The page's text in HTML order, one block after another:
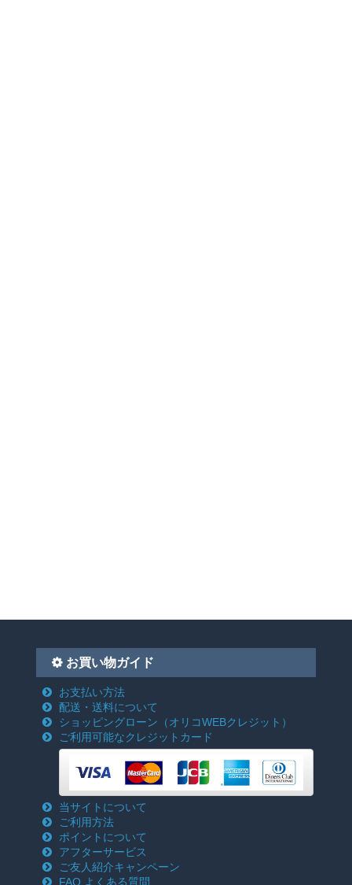
お買い物ガイド
お支払い方法
配送・送料について
ショッピングローン （オリコWEBクレジット）
ご利用可能なクレジットカード
当サイトについて
ご利用方法
ポイントについて
アフターサービス
ご友人紹介キャンペーン
FAQ よくある質問